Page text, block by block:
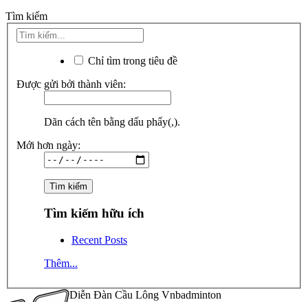
Tìm kiếm
Chỉ tìm trong tiêu đề
Được gửi bởi thành viên:
Dãn cách tên bằng dấu phẩy(,).
Mới hơn ngày:
Tìm kiếm hữu ích
Recent Posts
Thêm...
Diễn Đàn Cầu Lông Vnbadminton